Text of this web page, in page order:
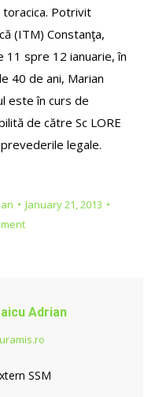
toracica. Potrivit
(ITM) Constanţa,
11 spre 12 ianuarie, în
40 de ani, Marian
este în curs de
de către Sc LORE
legale.
January 21, 2013
Adrian
SSM